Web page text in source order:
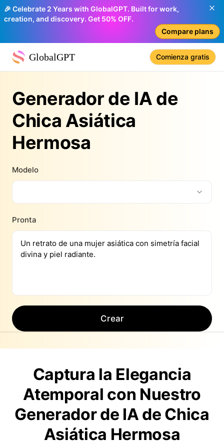
🎉 Celebrate 2 Years with GlobalGPT. Built for work,
creation, and discovery. Get 50% OFF.
Compare plans
GlobalGPT Comienza gratis
Generador de IA de
Chica Asiática
Hermosa
Modelo
Pronta
Crear
Captura la Elegancia
Atemporal con Nuestro
Generador de IA de Chica
Asiática Hermosa